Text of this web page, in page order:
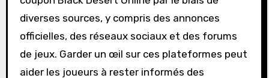
diverses sources, y compris des annonces
officielles, des réseaux sociaux et des forums
de jeux. Garder un œil sur ces plateformes peut
aider les joueurs à rester informés des